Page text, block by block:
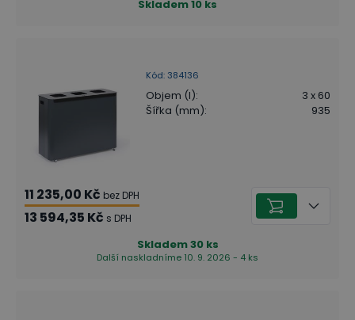
Skladem10 ks
Kód: 384136
Objem (l):
3 x 60
Šířka (mm): 935
11 235,00 Kč bez DPH
13 594,35 Kč s DPH
Skladem30 ks
Další naskladníme 10. 9. 2026 - 4 ks